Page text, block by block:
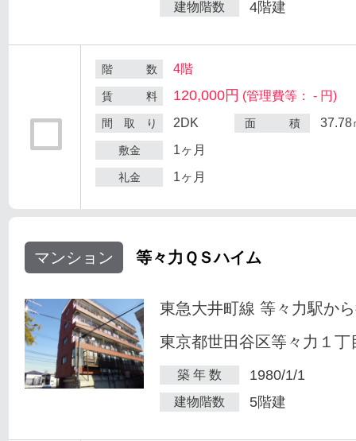
建物階数 4階建
階 数 4階
賃 料 120,000円 (管理費等： - 円)
間 取 り 2DK 面 積 37.78
敷金 1ヶ月
礼金 1ヶ月
マンション 等々力ＱＳハイム
東急大井町線 等々力駅か
東京都世田谷区等々力１丁
築 年 数 1980/1/1
建物階数 5階建